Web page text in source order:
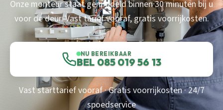
Onze monteur staat gemiddeld binnen 30 minuten bij u
voor de deur. Vast tarief vooraf, gratis voorrijkosten.
NU BEREIKBAAR
BEL 085 019 56 13
Vast starttarief vooraf · Gratis voorrijkosten · 24/7
spoedservice